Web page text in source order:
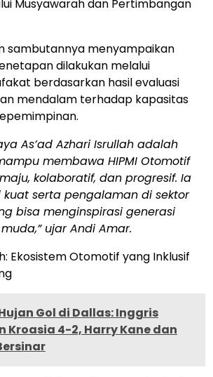
Musyawarah dan Pertimbangan
sambutannya menyampaikan
dilakukan melalui
berdasarkan hasil evaluasi
mendalam terhadap kapasitas
As’ad Azhari Isrullah adalah
membawa HIPMI Otomotif
kolaboratif, dan progresif. Ia
kuat serta pengalaman di sektor
bisa menginspirasi generasi
ujar Andi Amar.
Ekosistem Otomotif yang Inklusif
Gol di Dallas: Inggris
Kroasia 4-2, Harry Kane dan